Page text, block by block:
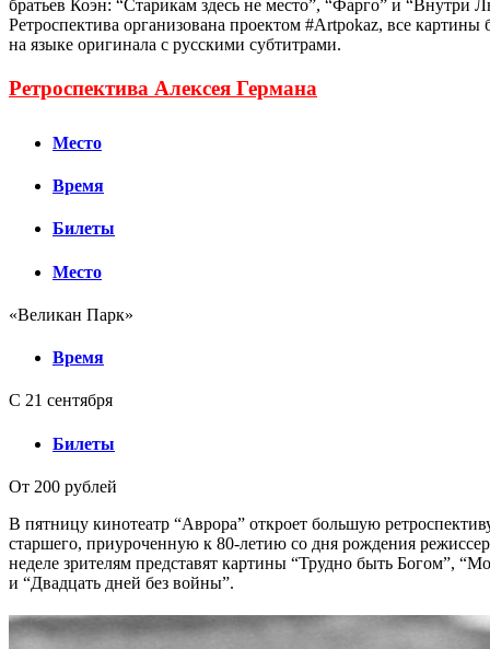
братьев Коэн: “Старикам здесь не место”, “Фарго” и “Внутри
Ретроспектива организована проектом #Artpokaz, все картины
на языке оригинала с русскими субтитрами.
Ретроспектива Алексея Германа
Место
Время
Билеты
Место
«Великан Парк»
Время
С 21 сентября
Билеты
От 200 рублей
В пятницу кинотеатр “Аврора” откроет большую
старшего, приуроченную к 80-летию со дня рождения
неделе зрителям представят картины “Трудно быть Богом”,
и “Двадцать дней без войны”.